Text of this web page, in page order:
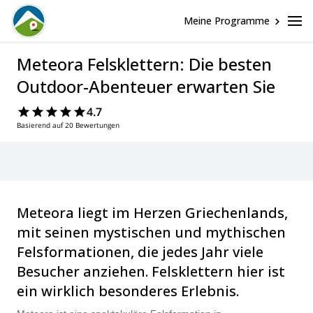
Meine Programme
Meteora Felsklettern: Die besten
Outdoor-Abenteuer erwarten Sie
4.7
Basierend auf 20 Bewertungen
Meteora liegt im Herzen Griechenlands,
mit seinen mystischen und mythischen
Felsformationen, die jedes Jahr viele
Besucher anziehen. Felsklettern hier ist
ein wirklich besonderes Erlebnis.